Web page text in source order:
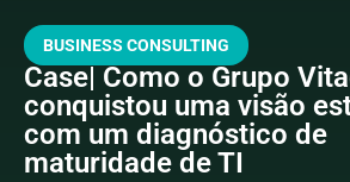
BUSINESS CONSULTING
Case| Como o Grupo
conquistou uma visão
com um diagnóstico de
maturidade de TI